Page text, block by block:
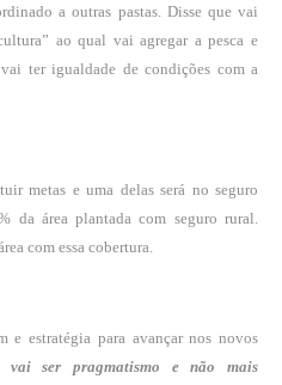
a outras pastas. Disse que vai
ao qual vai agregar a pesca e
ter igualdade de condições com a
metas e uma delas será no seguro
da área plantada com seguro rural.
com essa cobertura.
e estratégia para avançar nos novos
vai ser pragmatismo e não mais